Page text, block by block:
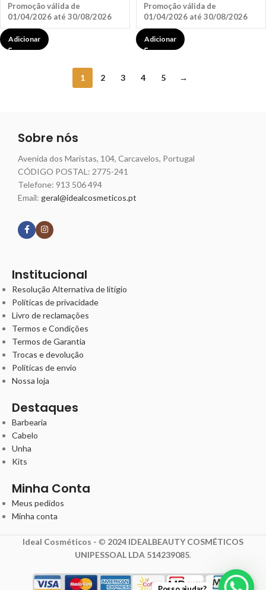
Promoção válida de
01/04/2026 até 30/08/2026
Adicionar
Promoção válida de
01/04/2026 até 30/08/2026
Adicionar
1 2 3 4 5 →
Sobre nós
Avenida dos Maristas, 104, Carcavelos, Portugal
CÓDIGO POSTAL: 2775-241
Telefone: 913 506 494
Email: geral@idealcosmeticos.pt
Institucional
Resolução Alternativa de litígio
Políticas de privacidade
Livro de reclamações
Termos e Condições
Termos de Garantia
Trocas e devolução
Políticas de envio
Nossa loja
Destaques
Barbearia
Cabelo
Unha
Kits
Minha Conta
Meus pedidos
Minha conta
Ideal Cosméticos - © 2024 IDEALBEAUTY COSMÉTICOS
UNIPESSOAL LDA 514239085.